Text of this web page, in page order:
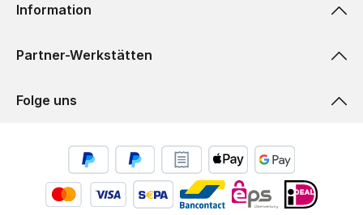
Information
Partner-Werkstätten
Folge uns